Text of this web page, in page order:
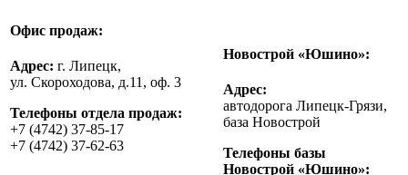
Офис продаж:
Адрес: г. Липецк,
ул. Скороходова, д.11, оф. 3
Телефоны отдела продаж:
+7 (4742) 37-85-17
+7 (4742) 37-62-63
Новострой «Юшино»:
Адрес:
автодорога Липецк-Грязи,
база Новострой
Телефоны базы
Новострой «Юшино»: